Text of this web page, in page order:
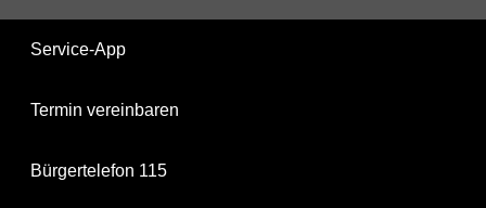
Service-App
Termin vereinbaren
Bürgertelefon 115